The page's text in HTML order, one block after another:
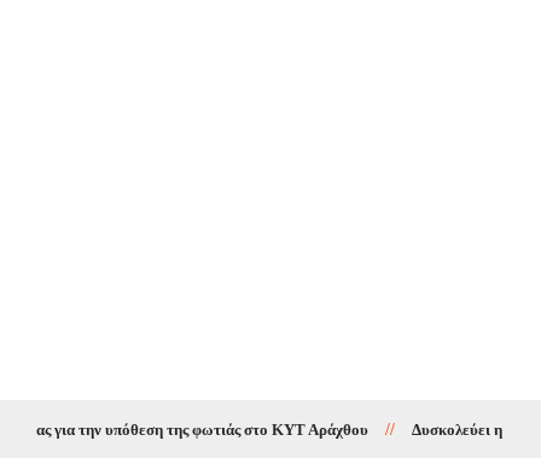
για την υπόθεση της φωτιάς στο ΚΥΤ Αράχθου // Δυσκολεύει η